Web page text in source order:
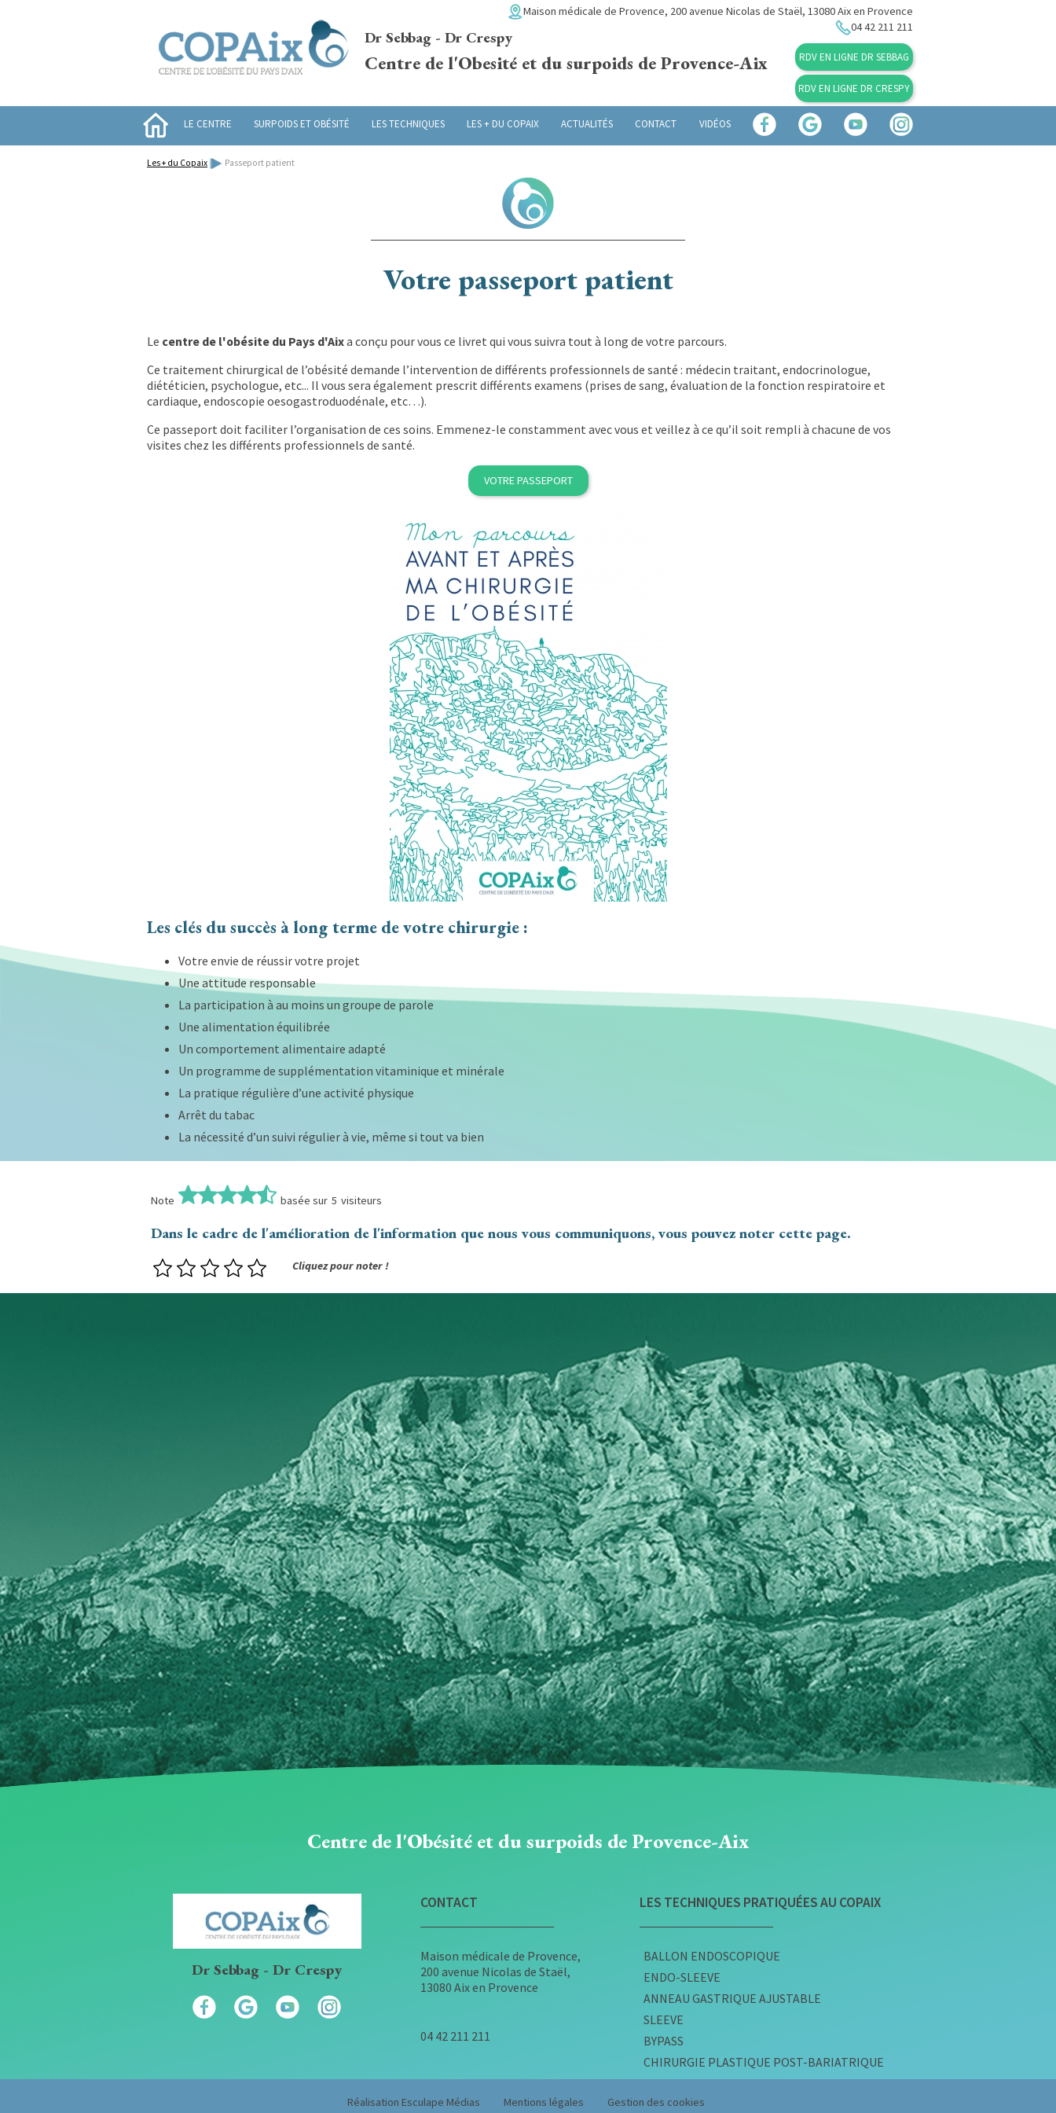
Maison médicale de Provence, 200 avenue Nicolas de Staël, 13080 Aix en Provence
Dr Sebbag - Dr Crespy
Centre de l'Obesité et du surpoids de Provence-Aix
04 42 211 211
RDV EN LIGNE DR SEBBAG
RDV EN LIGNE DR CRESPY
LE CENTRE SURPOIDS ET OBÉSITÉ LES TECHNIQUES LES + DU COPAIX ACTUALITÉS CONTACT VIDÉOS
Les + du Copaix Passeport patient
Votre passeport patient
Le centre de l'obésite du Pays d'Aixa conçu pour vous ce livret qui vous suivra tout à long de votre parcours.
Ce traitement chirurgical de l’obésité demande l’intervention de différents professionnels de santé : médecin traitant, endocrinologue,
diététicien, psychologue, etc... Il vous sera également prescrit différents examens (prises de sang, évaluation de la fonction respiratoire et
cardiaque, endoscopie oesogastroduodénale, etc…).
Ce passeport doit faciliter l’organisation de ces soins. Emmenez-le constamment avec vous et veillez à ce qu’il soit rempli à chacune de vos
visites chez les différents professionnels de santé.
VOTRE PASSEPORT
Les clés du succès à long terme de votre chirurgie :
Votre envie de réussir votre projet
Une attitude responsable
La participation à au moins un groupe de parole
Une alimentation équilibrée
Un comportement alimentaire adapté
Un programme de supplémentation vitaminique et minérale
La pratique régulière d’une activité physique
Arrêt du tabac
La nécessité d’un suivi régulier à vie, même si tout va bien
Note basée sur 5 visiteurs
Dans le cadre de l'amélioration de l'information que nous vous communiquons, vous pouvez noter cette page.
Cliquez pour noter !
Centre de l'Obésité et du surpoids de Provence-Aix
Dr Sebbag - Dr Crespy
CONTACT
Maison médicale de Provence,
200 avenue Nicolas de Staël,
13080 Aix en Provence
04 42 211 211
LES TECHNIQUES PRATIQUÉES AU COPAIX
BALLON ENDOSCOPIQUE
ENDO-SLEEVE
ANNEAU GASTRIQUE AJUSTABLE
SLEEVE
BYPASS
CHIRURGIE PLASTIQUE POST-BARIATRIQUE
Réalisation Esculape Médias Mentions légales Gestion des cookies